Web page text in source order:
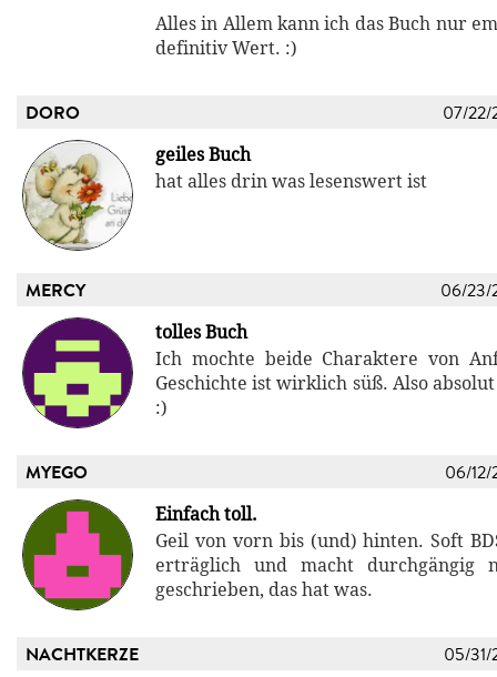
Alles in Allem kann ich das Buch nur
definitiv Wert. :)
DORO 07/22/
geiles Buch
hat alles drin was lesenswert ist
MERCY 06/23/
tolles Buch
Ich mochte beide Charaktere von
Geschichte ist wirklich süß. Also
:)
MYEGO 06/12/
Einfach toll.
Geil von vorn bis (und) hinten. Soft
erträglich und macht durchgängig
geschrieben, das hat was.
NACHTKERZE 05/31/